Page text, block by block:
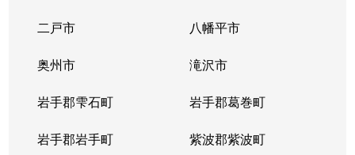
二戸市 八幡平市
奥州市 滝沢市
岩手郡雫石町 岩手郡葛巻町
岩手郡岩手町 紫波郡紫波町